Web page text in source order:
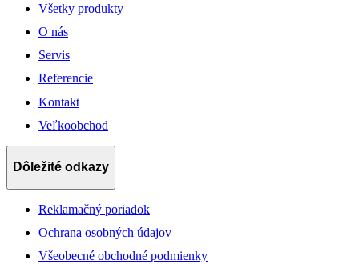
Všetky produkty
O nás
Servis
Referencie
Kontakt
Veľkoobchod
Dôležité odkazy
Reklamačný poriadok
Ochrana osobných údajov
Všeobecné obchodné podmienky